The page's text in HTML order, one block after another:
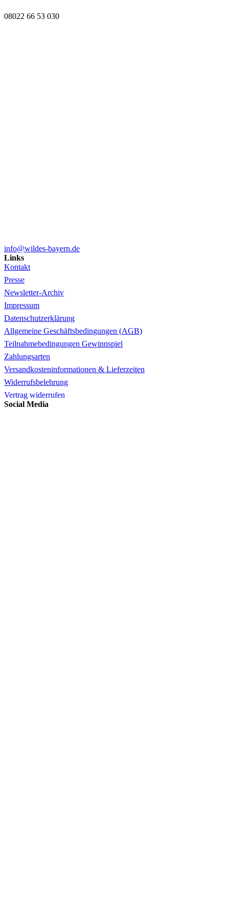
08022 66 53 030
info@wildes-bayern.de
Links
Kontakt
Presse
Newsletter-Archiv
Impressum
Datenschutzerklärung
Allgemeine Geschäftsbedingungen (AGB)
Teilnahmebedingungen Gewinnspiel
Zahlungsarten
Versandkosteninformationen & Lieferzeiten
Widerrufsbelehrung
Vertrag widerrufen
Social Media